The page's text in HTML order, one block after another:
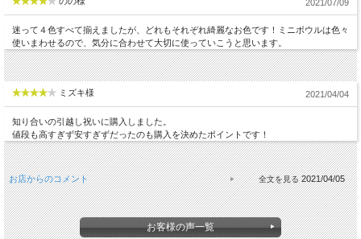
2021/07/09
迷って４色すべて揃えましたが、どれもそれぞれ綺麗なお色です！ミニボウルは色々
使いまわせるので、気分に合わせて大切に使っていこうと思います。
ミズキ様 2021/04/04
知り合いの引越し祝いに購入しました。
値段も高すぎず安すぎずだったのも購入を決めたポイントです！
お店からのコメント 2021/04/05
お客様の声一覧